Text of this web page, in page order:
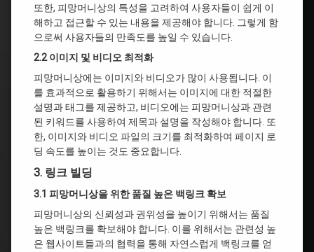
또한, 피망머니상의 특성을 고려하여 사용자들이 쉽게 이
해하고 접근할 수 있는 내용을 제공해야 합니다. 그렇게 함
으로써 사용자들의 만족도를 높일 수 있습니다.
2.2 이미지 및 비디오 최적화
피망머니상에는 이미지와 비디오가 많이 사용됩니다. 이
를 효과적으로 활용하기 위해서는 이미지에 대한 적절한
설명과 태그를 제공하고, 비디오에는 피망머니상과 관련
된 키워드를 사용하여 제목과 설명을 작성해야 합니다. 또
한, 이미지와 비디오 파일의 크기를 최적화하여 페이지 로
딩 속도를 높이는 것도 중요합니다.
3. 링크 빌딩
3.1 피망머니상을 위한 품질 높은 백링크 확보
피망머니상의 신뢰성과 권위성을 높이기 위해서는 품질
높은 백링크를 확보해야 합니다. 이를 위해서는 관련성 높
은 웹사이트들과의 협력을 통해 자연스럽게 백링크를 얻